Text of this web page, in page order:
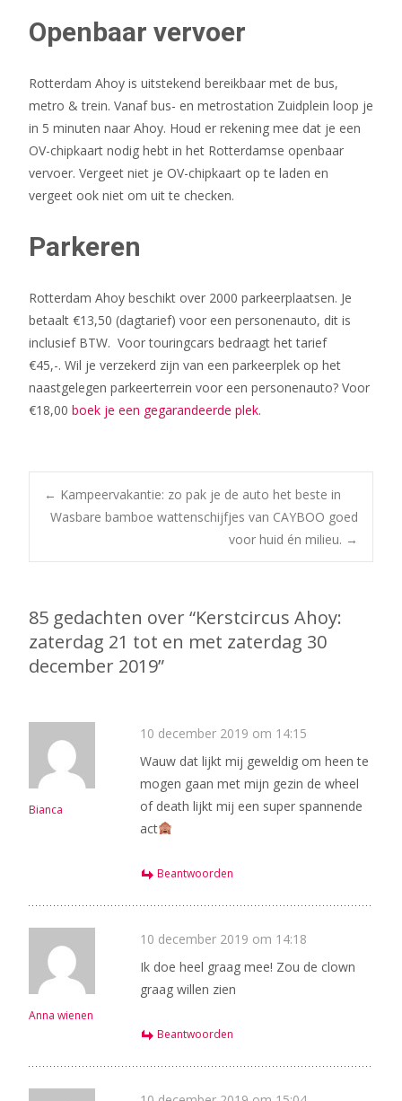
Openbaar vervoer
Rotterdam Ahoy is uitstekend bereikbaar met de bus,
metro & trein. Vanaf bus- en metrostation Zuidplein loop je
in 5 minuten naar Ahoy. Houd er rekening mee dat je een
OV-chipkaart nodig hebt in het Rotterdamse openbaar
vervoer. Vergeet niet je OV-chipkaart op te laden en
vergeet ook niet om uit te checken.
Parkeren
Rotterdam Ahoy beschikt over 2000 parkeerplaatsen. Je
betaalt €13,50 (dagtarief) voor een personenauto, dit is
inclusief BTW. Voor touringcars bedraagt het tarief
€45,-. Wil je verzekerd zijn van een parkeerplek op het
naastgelegen parkeerterrein voor een personenauto? Voor
€18,00 boek je een gegarandeerde plek.
Bericht
navigatie
← Kampeervakantie: zo pak je de auto het beste in
Wasbare bamboe wattenschijfjes van CAYBOO goed
voor huid én milieu. →
85 gedachten over “Kerstcircus Ahoy:
zaterdag 21 tot en met zaterdag 30
december 2019”
Bianca
10 december 2019 om 14:15
Wauw dat lijkt mij geweldig om heen te
mogen gaan met mijn gezin de wheel
of death lijkt mij een super spannende
act
Beantwoorden
Anna wienen
10 december 2019 om 14:18
Ik doe heel graag mee! Zou de clown
graag willen zien
Beantwoorden